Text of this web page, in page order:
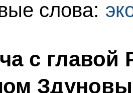
слова:
с